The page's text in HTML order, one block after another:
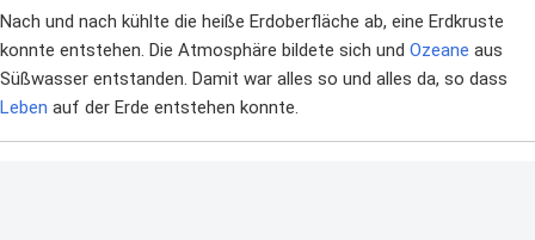
Nach und nach kühlte die heiße Erdoberfläche ab, eine Erdkruste
konnte entstehen. Die Atmosphäre bildete sich und Ozeane aus
Süßwasser entstanden. Damit war alles so und alles da, so dass
Leben auf der Erde entstehen konnte.